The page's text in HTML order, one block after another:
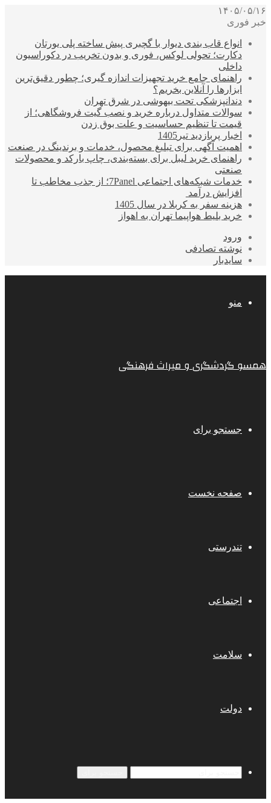
۱۴۰۵/۰۵/۱۶
خبر فوری
انواع قاب بندی دیوار با گچبری پیش ساخته پلی یورتان
دکارت؛ تحولی لوکس، فوری و بدون تخریب در دکوراسیون
داخلی
راهنمای جامع خرید تجهیزات اندازه گیری؛ چطور دقیق‌ترین
ابزارها را آنلاین بخریم؟
دندانپزشکی تحت بیهوشی در شرق تهران
سوالات متداول درباره خرید و نصب گیت فروشگاهی؛ از
قیمت تا تنظیم حساسیت و علت بوق زدن
اخبار پربازدید تیر1405
اهمیت آگهی برای تبلیغ محصول، خدمات و برندینگ در صنعت
راهنمای خرید لیبل برای بسته‌بندی، چاپ بارکد و محصولات
صنعتی
خدمات شبکه‌های اجتماعی 7Panel؛ از جذب مخاطب تا
افزایش درآمد
هزینه سفر به کربلا در سال 1405
خرید بلیط هواپیما تهران به اهواز
ورود
نوشته تصادفی
سایدبار
منو
همسو گردشگری و میراث فرهنگی
جستجو برای
صفحه نخست
تندرستی
اجتماعی
سلامت
دولت